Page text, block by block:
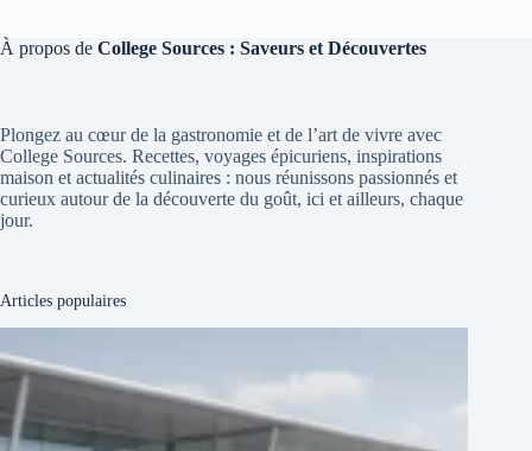
À propos de College Sources : Saveurs et Découvertes
Plongez au cœur de la gastronomie et de l’art de vivre avec
College Sources. Recettes, voyages épicuriens, inspirations
maison et actualités culinaires : nous réunissons passionnés et
curieux autour de la découverte du goût, ici et ailleurs, chaque
jour.
Articles populaires